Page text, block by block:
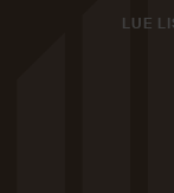
LUE